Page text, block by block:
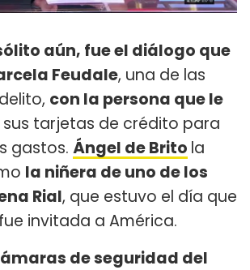
aún, fue el diálogo que
Feudale, una de las
con la persona que le
sus tarjetas de crédito para
gastos. Ángel de Brito la
la niñera de uno de los
Rial, que estuvo el día que
invitada a América.
de seguridad del